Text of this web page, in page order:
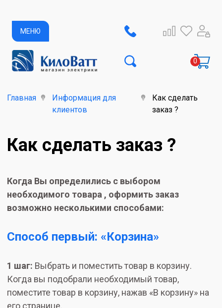
МЕНЮ
Главная
Информация для
клиентов
Как сделать
заказ ?
Как сделать заказ ?
Когда Вы определились с выбором
необходимого товара , оформить заказ
возможно несколькими способами:
Способ первый: «Корзина»
1 шаг: Выбрать и поместить товар в корзину.
Когда вы подобрали необходимый товар,
поместите товар в корзину, нажав «В корзину» на
его странице.